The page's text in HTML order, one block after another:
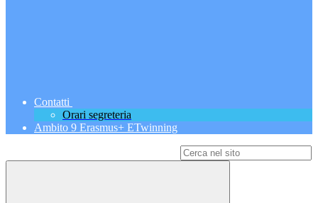
Contatti
Orari segreteria
Ambito 9 Erasmus+ ETwinning